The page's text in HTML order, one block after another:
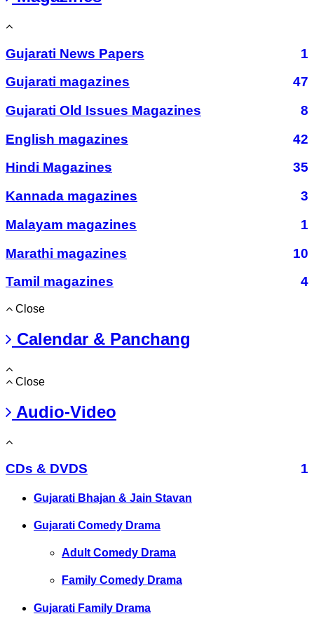
Gujarati News Papers
1
Gujarati magazines
47
Gujarati Old Issues Magazines
8
English magazines
42
Hindi Magazines
35
Kannada magazines
3
Malayam magazines
1
Marathi magazines
10
Tamil magazines
4
Close
Calendar & Panchang
Close
Audio-Video
CDs & DVDS 1
Gujarati Bhajan & Jain Stavan
Gujarati Comedy Drama
Adult Comedy Drama
Family Comedy Drama
Gujarati Family Drama